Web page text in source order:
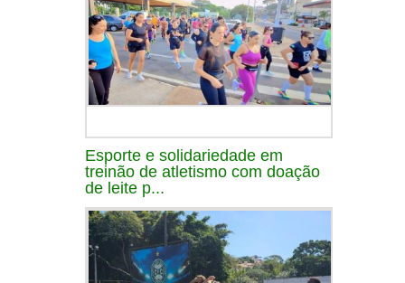
Esporte e solidariedade em
treinão de atletismo com doação
de leite p...